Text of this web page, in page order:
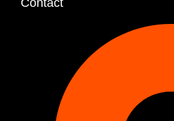
Contact